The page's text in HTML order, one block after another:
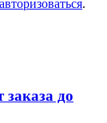
авторизоваться.
до